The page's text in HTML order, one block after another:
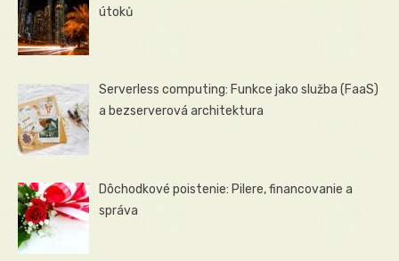
útoků
Serverless computing: Funkce jako služba (FaaS)
a bezserverová architektura
Dôchodkové poistenie: Pilere, financovanie a
správa